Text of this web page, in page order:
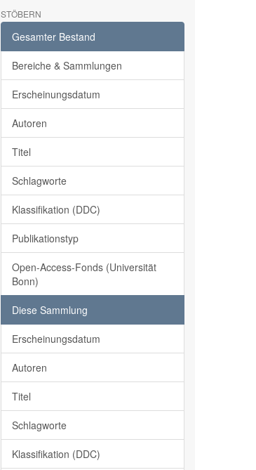
STÖBERN
Gesamter Bestand
Bereiche & Sammlungen
Erscheinungsdatum
Autoren
Titel
Schlagworte
Klassifikation (DDC)
Publikationstyp
Open-Access-Fonds (Universität
Bonn)
Diese Sammlung
Erscheinungsdatum
Autoren
Titel
Schlagworte
Klassifikation (DDC)